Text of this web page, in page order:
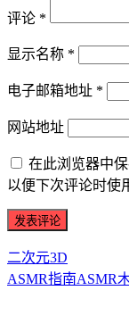
评论 *
显示名称 *
电子邮箱地址 *
网站地址
在此浏览器中
以便下次评论时使
二次元3D
ASMR指南ASMR